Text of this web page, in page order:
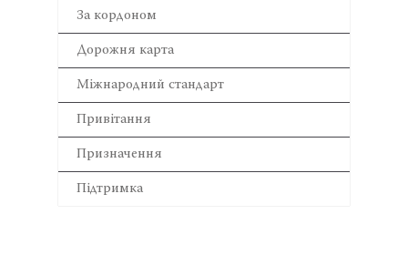
За кордоном
Дорожня карта
Міжнародний стандарт
Привітання
Призначення
Підтримка